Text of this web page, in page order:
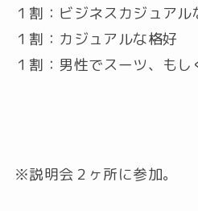
１割：ビジネスカジュアル
１割：カジュアルな格好
１割：男性でスーツ、も
※説明会２ヶ所に参加。